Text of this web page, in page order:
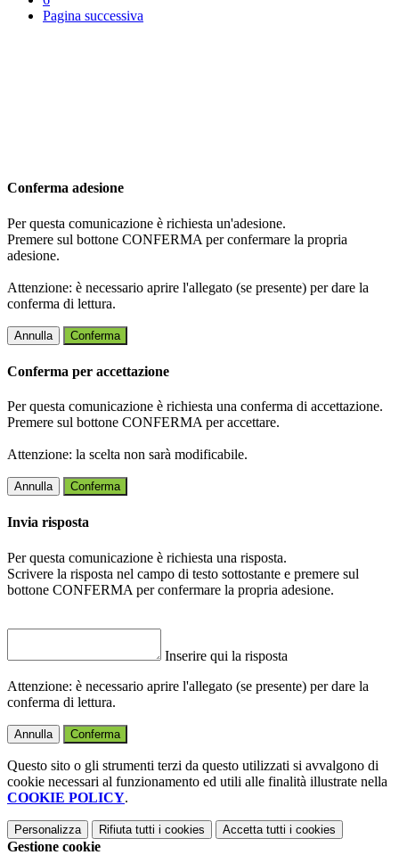
Pagina successiva
Conferma adesione
Per questa comunicazione è richiesta un'adesione.
Premere sul bottone CONFERMA per confermare la propria
adesione.
Attenzione: è necessario aprire l'allegato (se presente) per dare la
conferma di lettura.
Annulla Conferma
Conferma per accettazione
Per questa comunicazione è richiesta una conferma di accettazione.
Premere sul bottone CONFERMA per accettare.
Attenzione: la scelta non sarà modificabile.
Annulla Conferma
Invia risposta
Per questa comunicazione è richiesta una risposta.
Scrivere la risposta nel campo di testo sottostante e premere sul
bottone CONFERMA per confermare la propria adesione.
Inserire qui la risposta
Attenzione: è necessario aprire l'allegato (se presente) per dare la
conferma di lettura.
Annulla Conferma
Questo sito o gli strumenti terzi da questo utilizzati si avvalgono di
cookie necessari al funzionamento ed utili alle finalità illustrate nella
COOKIE POLICY.
Personalizza Rifiuta tutti i cookies Accetta tutti i cookies
Gestione cookie